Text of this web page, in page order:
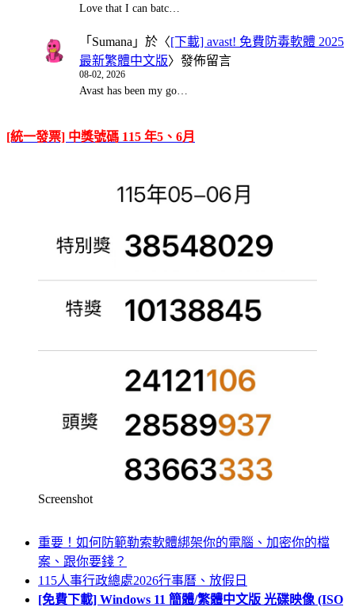
Love that I can batc…
「 Sumana 」於〈[下載] avast! 免費防毒軟體 2025
最新繁體中文版〉發佈留言
08-02, 2026
Avast has been my go…
[統一發票] 中獎號碼 115 年5、6月
Screenshot
重要！如何防範勒索軟體綁架你的電腦、加密你的檔
案、跟你要錢？
115人事行政總處2026行事曆、放假日
[免費下載] Windows 11 簡體/繁體中文版 光碟映像 (ISO